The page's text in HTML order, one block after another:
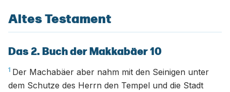
Altes Testament
Das 2. Buch der Makkabäer 10
1 Der Machabäer aber nahm mit den Seinigen unter
dem Schutze des Herrn den Tempel und die Stadt